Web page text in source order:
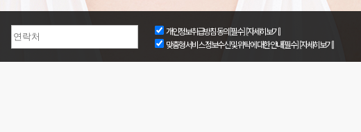
개인정보취급방침 동의[필수] [자세히보기]
맞춤형 서비스 정보수신 및 위탁에 대한 안내[필수] [자세히보기]